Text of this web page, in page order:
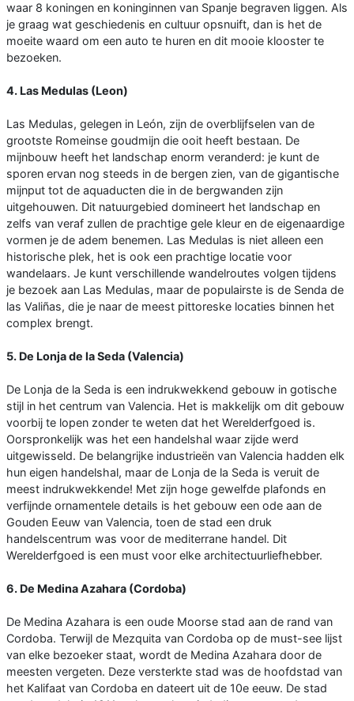
waar 8 koningen en koninginnen van Spanje begraven liggen. Als
je graag wat geschiedenis en cultuur opsnuift, dan is het de
moeite waard om een auto te huren en dit mooie klooster te
bezoeken.
4. Las Medulas (Leon)
Las Medulas, gelegen in León, zijn de overblijfselen van de
grootste Romeinse goudmijn die ooit heeft bestaan. De
mijnbouw heeft het landschap enorm veranderd: je kunt de
sporen ervan nog steeds in de bergen zien, van de gigantische
mijnput tot de aquaducten die in de bergwanden zijn
uitgehouwen. Dit natuurgebied domineert het landschap en
zelfs van veraf zullen de prachtige gele kleur en de eigenaardige
vormen je de adem benemen. Las Medulas is niet alleen een
historische plek, het is ook een prachtige locatie voor
wandelaars. Je kunt verschillende wandelroutes volgen tijdens
je bezoek aan Las Medulas, maar de populairste is de Senda de
las Valiñas, die je naar de meest pittoreske locaties binnen het
complex brengt.
5. De Lonja de la Seda (Valencia)
De Lonja de la Seda is een indrukwekkend gebouw in gotische
stijl in het centrum van Valencia. Het is makkelijk om dit gebouw
voorbij te lopen zonder te weten dat het Werelderfgoed is.
Oorspronkelijk was het een handelshal waar zijde werd
uitgewisseld. De belangrijke industrieën van Valencia hadden elk
hun eigen handelshal, maar de Lonja de la Seda is veruit de
meest indrukwekkende! Met zijn hoge gewelfde plafonds en
verfijnde ornamentele details is het gebouw een ode aan de
Gouden Eeuw van Valencia, toen de stad een druk
handelscentrum was voor de mediterrane handel. Dit
Werelderfgoed is een must voor elke architectuurliefhebber.
6. De Medina Azahara (Cordoba)
De Medina Azahara is een oude Moorse stad aan de rand van
Cordoba. Terwijl de Mezquita van Cordoba op de must-see lijst
van elke bezoeker staat, wordt de Medina Azahara door de
meesten vergeten. Deze versterkte stad was de hoofdstad van
het Kalifaat van Cordoba en dateert uit de 10e eeuw. De stad